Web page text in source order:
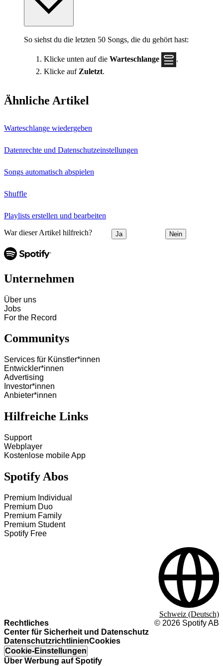
So siehst du die letzten 50 Songs, die du gehört hast:
Klicke unten auf die Warteschlange
.
Klicke auf Zuletzt.
Ähnliche Artikel
Warteschlange wiedergeben
Datenrechte und Datenschutzeinstellungen
Songs automatisch abspielen
Shuffle
Playlists erstellen und bearbeiten
War dieser Artikel hilfreich? Ja Nein
Unternehmen
Über uns
Jobs
For the Record
Communitys
Services für Künstler*innen
Entwickler*innen
Advertising
Investor*innen
Anbieter*innen
Hilfreiche Links
Support
Webplayer
Kostenlose mobile App
Spotify Abos
Premium Individual
Premium Duo
Premium Family
Premium Student
Spotify Free
Rechtliches
Center für Sicherheit und Datenschutz
DatenschutzrichtlinienCookies
Cookie-Einstellungen
Über Werbung auf Spotify
© 2026 Spotify AB
Schweiz (Deutsch)